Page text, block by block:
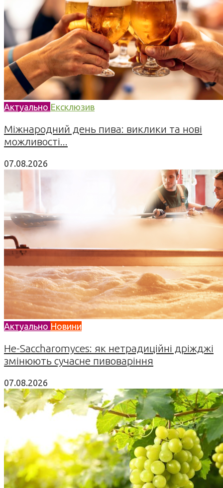
Актуально Ексклюзив
Міжнародний день пива: виклики та нові
можливості...
07.08.2026
Актуально Новини
Не-Saccharomyces: як нетрадиційні дріжджі
змінюють сучасне пивоваріння
07.08.2026